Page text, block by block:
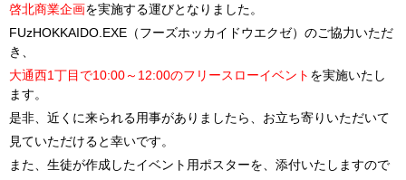
啓北商業企画を実施する運びとなりました。
FUzHOKKAIDO.EXE（フーズホッカイドウエクゼ）のご協力いただ
き、
大通西1丁目で10:00～12:00のフリースローイベント を実施いたし
ます。
是非、近くに来られる用事がありましたら、お立ち寄りいただいて
見ていただけると幸いです。
また、生徒が作成したイベント用ポスターを、添付いたしますので